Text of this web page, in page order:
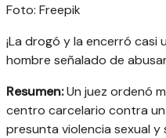
Foto: Freepik
¡La drogó y la encerró casi
hombre señalado de
Resumen:Un juez ordenó
centro carcelario contra
presunta violencia sexual